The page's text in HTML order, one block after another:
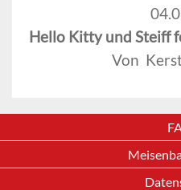
Hello Kitty und Steiff
Von